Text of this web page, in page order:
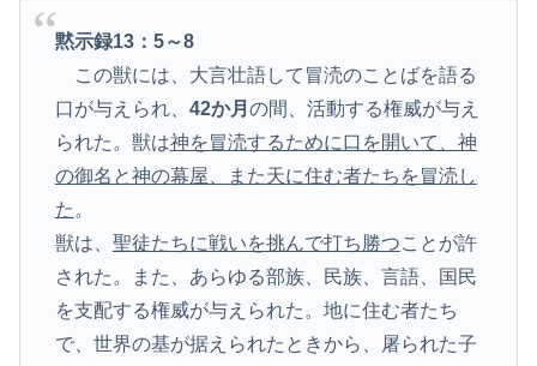
黙示録13：5～8
この獣には、大言壮語して冒涜のことばを語る
口が与えられ、 42か月 の間、活動する権威が与え
られた。獣は神を冒涜するために口を開いて、神
の御名と神の幕屋、また天に住む者たちを冒涜し
た。
獣は、 聖徒たちに戦いを挑んで打ち勝つことが許
された。また、あらゆる部族、民族、言語、国民
を支配する権威が与えられた。地に住む者たち
で、世界の基が据えられたときから、屠られた子